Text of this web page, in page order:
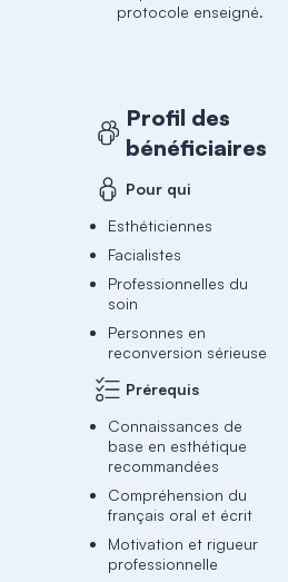
protocole enseigné.
Profil des
bénéficiaires
Pour qui
Esthéticiennes
Facialistes
Professionnelles du
soin
Personnes en
reconversion sérieuse
Prérequis
Connaissances de
base en esthétique
recommandées
Compréhension du
français oral et écrit
Motivation et rigueur
professionnelle